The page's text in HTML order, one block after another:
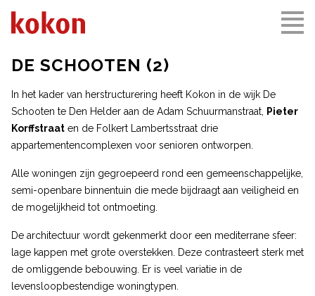
DE SCHOOTEN (2)
In het kader van herstructurering heeft Kokon in de wijk De
Schooten te Den Helder aan de Adam Schuurmanstraat,
Pieter
Korffstraat en de Folkert Lambertsstraat drie
appartementencomplexen voor senioren ontworpen.
Alle woningen zijn gegroepeerd rond een gemeenschappelijke,
semi-openbare binnentuin die mede bijdraagt aan veiligheid en
de mogelijkheid tot ontmoeting.
De architectuur wordt gekenmerkt door een mediterrane sfeer:
lage kappen met grote overstekken. Deze contrasteert sterk met
de omliggende bebouwing. Er is veel variatie in de
levensloopbestendige woningtypen.